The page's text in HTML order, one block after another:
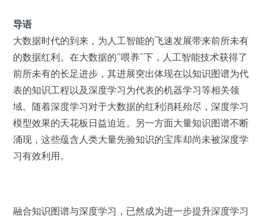
导语
大数据时代的到来，为人工智能的飞速发展带来前所未有
的数据红利。在大数据的“喂养”下，人工智能技术获得了
前所未有的长足进步，其进展突出体现在以知识图谱为代
表的知识工程以及深度学习为代表的机器学习等相关领
域。随着深度学习对于大数据的红利消耗殆尽，深度学习
模型效果的天花板日益迫近。另一方面大量知识图谱不断
涌现，这些蕴含人类大量先验知识的宝库却尚未被深度学
习有效利用。
融合知识图谱与深度学习，已然成为进一步提升深度学习